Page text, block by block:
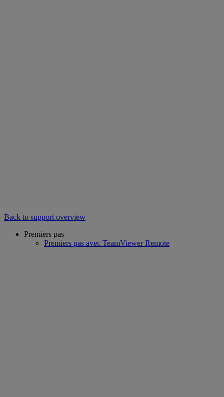
Back to support overview
Premiers pas
Premiers pas avec TeamViewer Remote